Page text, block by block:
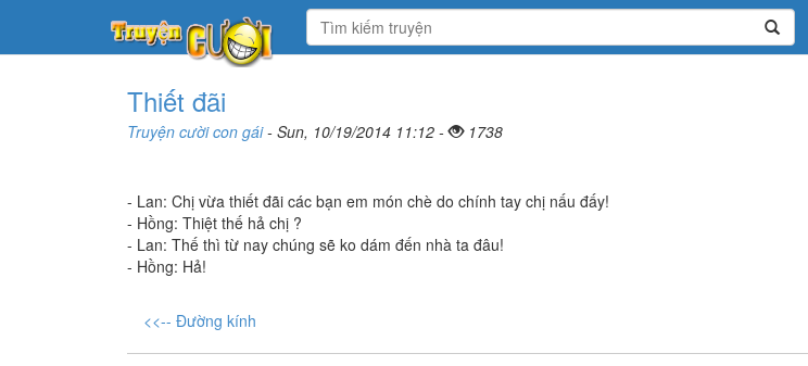
Thiết đãi
Truyện cười con gái- Sun, 10/19/2014 11:12 - 1738
- Lan: Chị vừa thiết đãi các bạn em món chè do chính tay chị nấu đấy!
- Hồng: Thiệt thế hả chị ?
- Lan: Thế thì từ nay chúng sẽ ko dám đến nhà ta đâu!
- Hồng: Hả!
<<-- Đường kính